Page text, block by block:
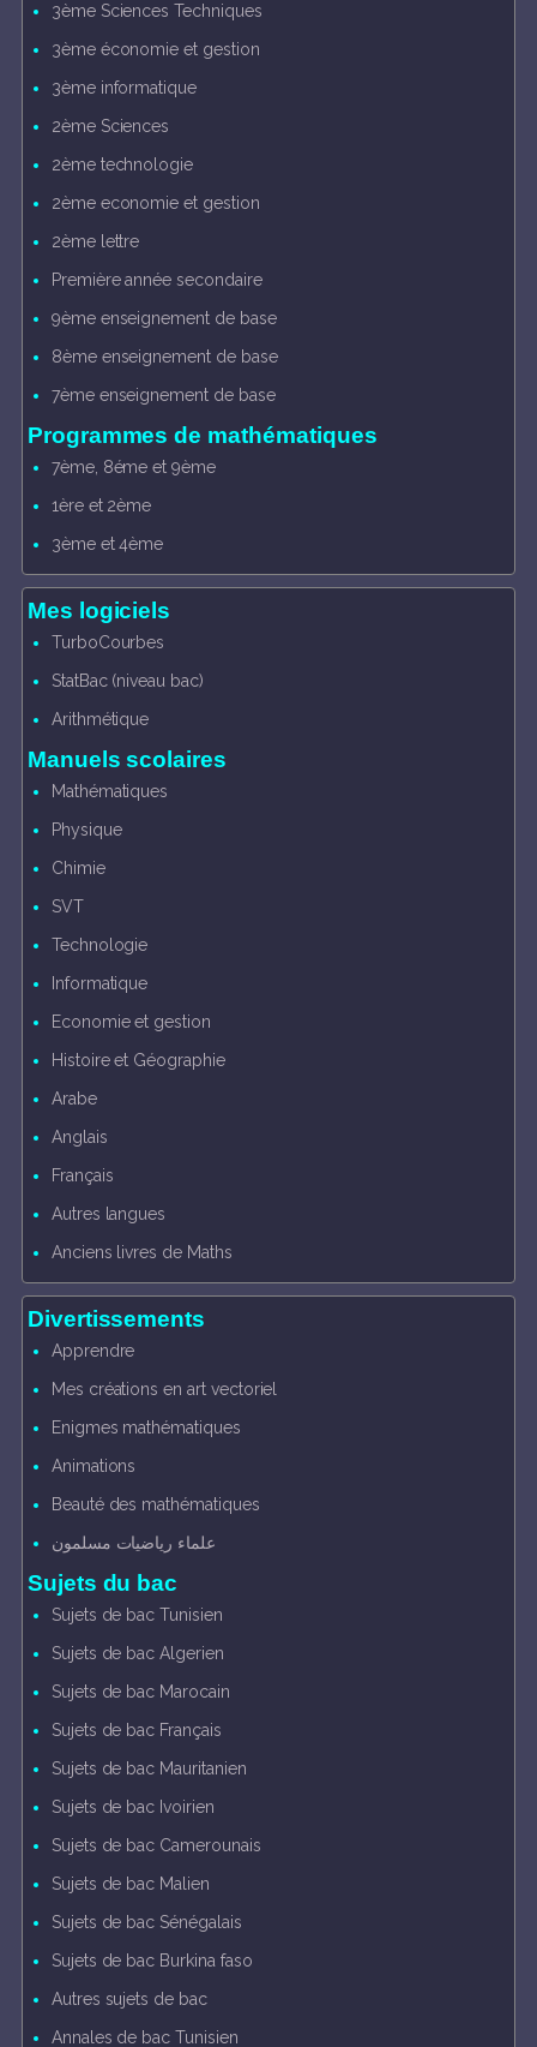
3ème Sciences Techniques
3ème économie et gestion
3ème informatique
2ème Sciences
2ème technologie
2ème economie et gestion
2ème lettre
Première année secondaire
9ème enseignement de base
8ème enseignement de base
7ème enseignement de base
Programmes de mathématiques
7ème, 8éme et 9ème
1ère et 2ème
3ème et 4ème
Mes logiciels
TurboCourbes
StatBac (niveau bac)
Arithmétique
Manuels scolaires
Mathématiques
Physique
Chimie
SVT
Technologie
Informatique
Economie et gestion
Histoire et Géographie
Arabe
Anglais
Français
Autres langues
Anciens livres de Maths
Divertissements
Apprendre
Mes créations en art vectoriel
Enigmes mathématiques
Animations
Beauté des mathématiques
علماء رياضيات مسلمون
Sujets du bac
Sujets de bac Tunisien
Sujets de bac Algerien
Sujets de bac Marocain
Sujets de bac Français
Sujets de bac Mauritanien
Sujets de bac Ivoirien
Sujets de bac Camerounais
Sujets de bac Malien
Sujets de bac Sénégalais
Sujets de bac Burkina faso
Autres sujets de bac
Annales de bac Tunisien